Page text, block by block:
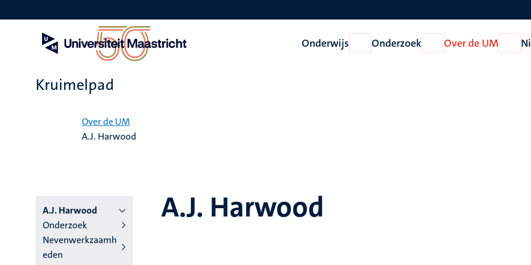
en
Onderwijs
Open
Onderwijs
Onderzoek
Open
Onderzoek
Over de UM
Open
Over
Kruimelpad
Over de UM
A.J. Harwood
A.J. Harwood
Onderzoek
Nevenwerkzaamh
eden
A.J. Harwood